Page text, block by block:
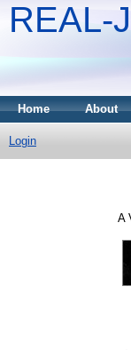
REAL-J
Home About
Login
A